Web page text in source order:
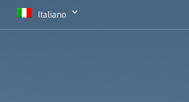
Italiano